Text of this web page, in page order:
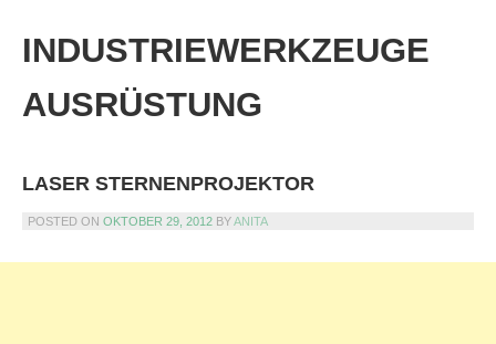
content
INDUSTRIEWERKZEUGE
AUSRÜSTUNG
LASER STERNENPROJEKTOR
POSTED ON OKTOBER 29, 2012 BYANITA